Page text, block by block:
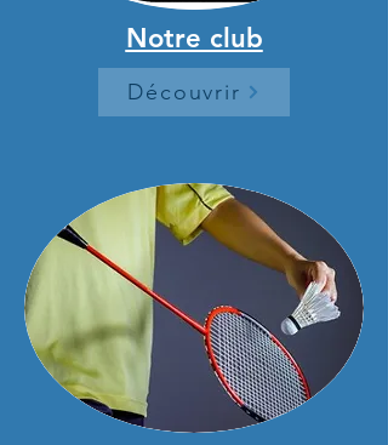
Notre club
Découvrir